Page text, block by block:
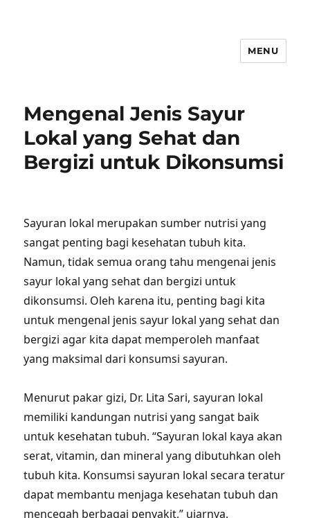
MENU
Mengenal Jenis Sayur
Lokal yang Sehat dan
Bergizi untuk Dikonsumsi
Sayuran lokal merupakan sumber nutrisi yang
sangat penting bagi kesehatan tubuh kita.
Namun, tidak semua orang tahu mengenai jenis
sayur lokal yang sehat dan bergizi untuk
dikonsumsi. Oleh karena itu, penting bagi kita
untuk mengenal jenis sayur lokal yang sehat dan
bergizi agar kita dapat memperoleh manfaat
yang maksimal dari konsumsi sayuran.
Menurut pakar gizi, Dr. Lita Sari, sayuran lokal
memiliki kandungan nutrisi yang sangat baik
untuk kesehatan tubuh. “Sayuran lokal kaya akan
serat, vitamin, dan mineral yang dibutuhkan oleh
tubuh kita. Konsumsi sayuran lokal secara teratur
dapat membantu menjaga kesehatan tubuh dan
mencegah berbagai penyakit,” ujarnya.